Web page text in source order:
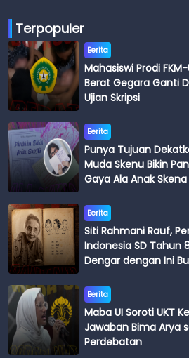
Terpopuler
Berita
Mahasiswi Prodi
Berat Gegara Ganti
Ujian Skripsi
Berita
Punya Tujuan
Muda Skenu Bikin
Gaya Ala Anak Skena
Berita
Siti Rahmani Rauf,
Indonesia SD Tahun
Dengar dengan Ini
Berita
Maba UI Soroti UKT
Jawaban Bima Arya
Perdebatan